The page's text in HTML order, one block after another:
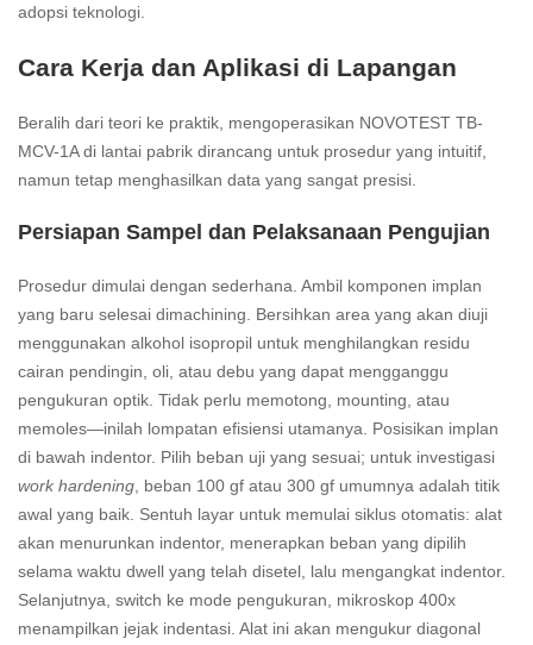
adopsi teknologi.
Cara Kerja dan Aplikasi di Lapangan
Beralih dari teori ke praktik, mengoperasikan NOVOTEST TB-
MCV-1A di lantai pabrik dirancang untuk prosedur yang intuitif,
namun tetap menghasilkan data yang sangat presisi.
Persiapan Sampel dan Pelaksanaan Pengujian
Prosedur dimulai dengan sederhana. Ambil komponen implan
yang baru selesai dimachining. Bersihkan area yang akan diuji
menggunakan alkohol isopropil untuk menghilangkan residu
cairan pendingin, oli, atau debu yang dapat mengganggu
pengukuran optik. Tidak perlu memotong, mounting, atau
memoles—inilah lompatan efisiensi utamanya. Posisikan implan
di bawah indentor. Pilih beban uji yang sesuai; untuk investigasi
work hardening , beban 100 gf atau 300 gf umumnya adalah titik
awal yang baik. Sentuh layar untuk memulai siklus otomatis: alat
akan menurunkan indentor, menerapkan beban yang dipilih
selama waktu dwell yang telah disetel, lalu mengangkat indentor.
Selanjutnya, switch ke mode pengukuran, mikroskop 400x
menampilkan jejak indentasi. Alat ini akan mengukur diagonal